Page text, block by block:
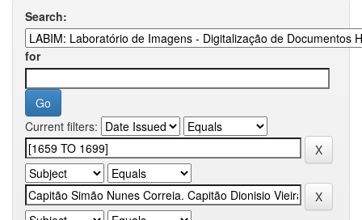
Search:
for
Current filters: